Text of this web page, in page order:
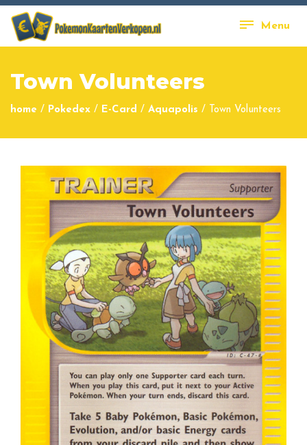
Menu
Town Volunteers
home / Pokedex / E-Card / Aquapolis / Town Volunteers